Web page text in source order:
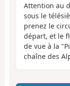
Attention au
sous le
prenez le
départ, et le
de vue à la
chaîne des